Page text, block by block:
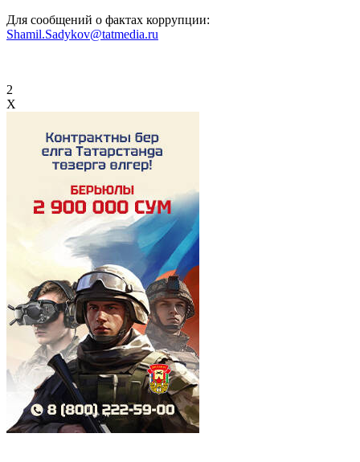
Для сообщений о фактах коррупции:
Shamil.Sadykov@tatmedia.ru
2
X